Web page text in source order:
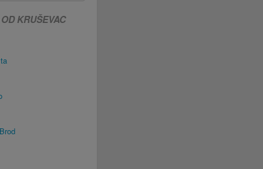
KRUŠEVAC